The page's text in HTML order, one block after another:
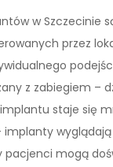
w Szczecinie
przez
z zabiegiem –
staje się
pacjenci mogą